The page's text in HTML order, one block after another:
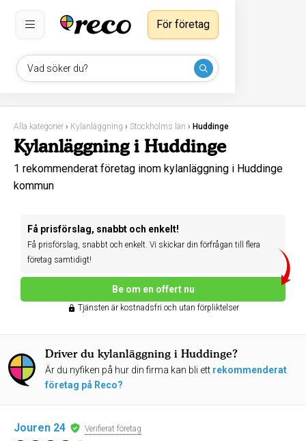
Vad söker du?
För företag
Alla kategorier › Kylanläggning › Stockholms län › Huddinge
Kylanläggning i Huddinge
1 rekommenderat företag inom kylanläggning i Huddinge
kommun
Få prisförslag, snabbt och enkelt!
Få prisförslag, snabbt och enkelt. Vi skickar din förfrågan till flera
företag samtidigt!
Be om en offert nu
Tjänsten är kostnadsfri och utan förpliktelser
Driver du kylanläggning i Huddinge?
Är du nyfiken på hur din firma kan bli ett rekommenderat
företag på Reco?
Jouren 24 Verifierat företag